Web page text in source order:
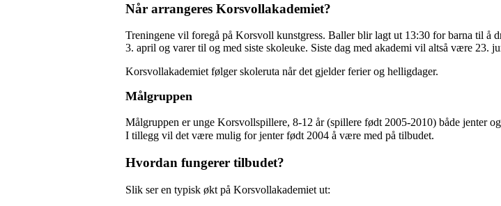
Når arrangeres Korsvollakademiet?
Treningene vil foregå på Korsvoll kunstgress. Baller blir lagt ut 13:30 for barna til
3. april og varer til og med siste skoleuke. Siste dag med akademi vil altså være 23.
Korsvollakademiet følger skoleruta når det gjelder ferier og helligdager.
Målgruppen
Målgruppen er unge Korsvollspillere, 8-12 år (spillere født 2005-2010) både jenter
I tillegg vil det være mulig for jenter født 2004 å være med på tilbudet.
Hvordan fungerer tilbudet?
Slik ser en typisk økt på Korsvollakademiet ut: